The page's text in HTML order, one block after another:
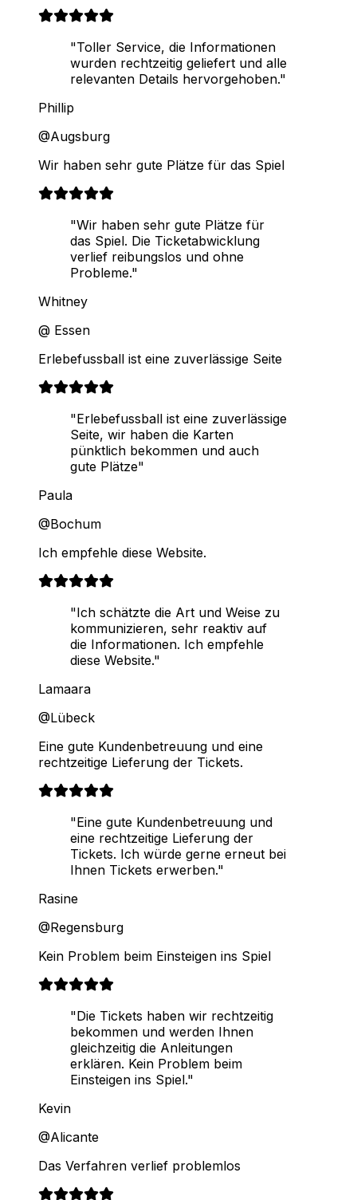
"Toller Service, die Informationen
wurden rechtzeitig geliefert und alle
relevanten Details hervorgehoben."
Phillip
@Augsburg
Wir haben sehr gute Plätze für das Spiel
"Wir haben sehr gute Plätze für
das Spiel. Die Ticketabwicklung
verlief reibungslos und ohne
Probleme."
Whitney
@ Essen
Erlebefussball ist eine zuverlässige Seite
"Erlebefussball ist eine zuverlässige
Seite, wir haben die Karten
pünktlich bekommen und auch
gute Plätze"
Paula
@Bochum
Ich empfehle diese Website.
"Ich schätzte die Art und Weise zu
kommunizieren, sehr reaktiv auf
die Informationen. Ich empfehle
diese Website."
Lamaara
@Lübeck
Eine gute Kundenbetreuung und eine
rechtzeitige Lieferung der Tickets.
"Eine gute Kundenbetreuung und
eine rechtzeitige Lieferung der
Tickets. Ich würde gerne erneut bei
Ihnen Tickets erwerben."
Rasine
@Regensburg
Kein Problem beim Einsteigen ins Spiel
"Die Tickets haben wir rechtzeitig
bekommen und werden Ihnen
gleichzeitig die Anleitungen
erklären. Kein Problem beim
Einsteigen ins Spiel."
Kevin
@Alicante
Das Verfahren verlief problemlos